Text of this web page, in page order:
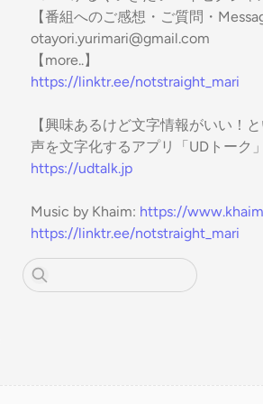
【番組へのご感想・ご質問・
otayori.yurimari@gmail.com
【more..】
https://linktr.ee/notstraight_mari
【興味あるけど文字情報がいい！と
声を文字化するアプリ「UDトーク
https://udtalk.jp
Music by Khaim: https://
https://linktr.ee/notstraight_mari